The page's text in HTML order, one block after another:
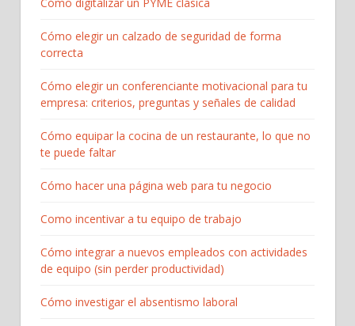
Cómo elegir un calzado de seguridad de forma
correcta
Cómo elegir un conferenciante motivacional para tu
empresa: criterios, preguntas y señales de calidad
Cómo equipar la cocina de un restaurante, lo que no
te puede faltar
Cómo hacer una página web para tu negocio
Como incentivar a tu equipo de trabajo
Cómo integrar a nuevos empleados con actividades
de equipo (sin perder productividad)
Cómo investigar el absentismo laboral